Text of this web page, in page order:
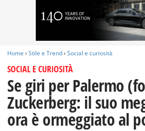
Home › Stile e Trend› Social e curiosità
SOCIAL E CURIOSITÀ
Se giri per Palermo
Zuckerberg: il suo
ora è ormeggiato al